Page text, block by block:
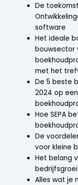
De
software
Het ideale
bouwsector
met het
De 5 beste
2024 op
Hoe SEPA
De
voor kleine
Het belang
bedrijfsgroei
Alles wat je